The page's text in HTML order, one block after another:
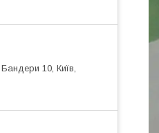
10, Київ,